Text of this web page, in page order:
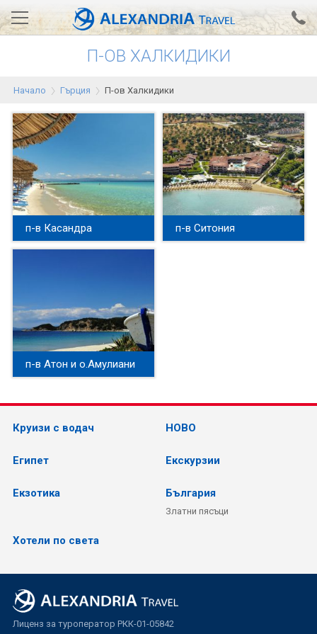
Вход за агенти Проверка на резервация
АЛЕКСАНДРИЯ хотели
Тунис
Гърция
Египет
Екскурзии
П-ОВ ХАЛКИДИКИ
Начало Гърция П-ов Халкидики
п-в Касандра п-в Ситония
п-в Атон и о.Амулиани
Круизи с водач НОВО
Египет Екскурзии
Екзотика България
Златни пясъци
Хотели по света
Лиценз за туроператор РКК-01-05842